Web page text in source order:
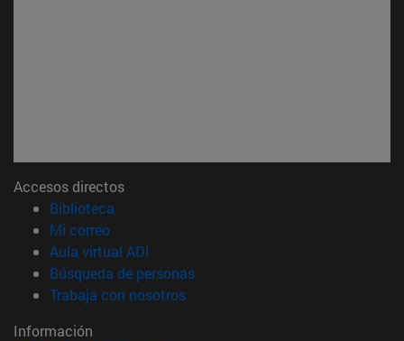
Accesos directos
Biblioteca
Mi correo(abre en nueva ventana)
Aula virtual ADI
Búsqueda de personas(abre en nueva ventana)
Trabaja con nosotros(abre en nueva ventana)
Información